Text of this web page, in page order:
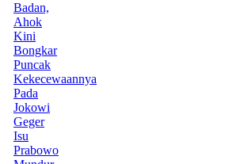
Badan,
Ahok
Kini
Bongkar
Puncak
Kekecewaannya
Pada
Jokowi
Geger
Isu
Prabowo